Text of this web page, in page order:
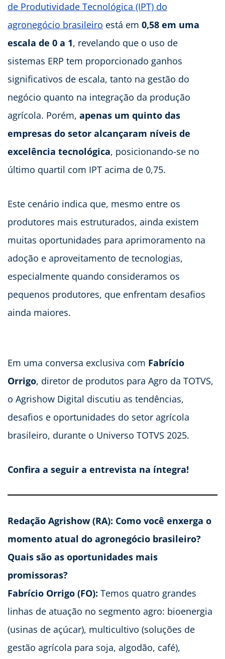
de Produtividade Tecnológica (IPT) do
agronegócio brasileiro está em 0,58 em uma
escala de 0 a 1, revelando que o uso de
sistemas ERP tem proporcionado ganhos
significativos de escala, tanto na gestão do
negócio quanto na integração da produção
agrícola. Porém, apenas um quinto das
empresas do setor alcançaram níveis de
excelência tecnológica, posicionando-se no
último quartil com IPT acima de 0,75.
Este cenário indica que, mesmo entre os
produtores mais estruturados, ainda existem
muitas oportunidades para aprimoramento na
adoção e aproveitamento de tecnologias,
especialmente quando consideramos os
pequenos produtores, que enfrentam desafios
ainda maiores.
Em uma conversa exclusiva com Fabrício
Orrigo, diretor de produtos para Agro da TOTVS,
o Agrishow Digital discutiu as tendências,
desafios e oportunidades do setor agrícola
brasileiro, durante o Universo TOTVS 2025.
Confira a seguir a entrevista na íntegra!
Redação Agrishow (RA): Como você enxerga o
momento atual do agronegócio brasileiro?
Quais são as oportunidades mais
promissoras?
Fabrício Orrigo (FO): Temos quatro grandes
linhas de atuação no segmento agro: bioenergia
(usinas de açúcar), multicultivo (soluções de
gestão agrícola para soja, algodão, café),